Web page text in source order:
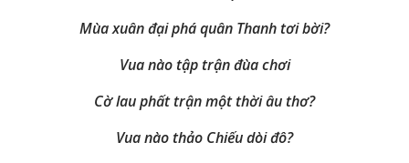
Mùa xuân đại phá quân Thanh tơi bời?
Vua nào tập trận đùa chơi
Cờ lau phất trận một thời âu thơ?
Vua nào thảo Chiếu dòi đô?